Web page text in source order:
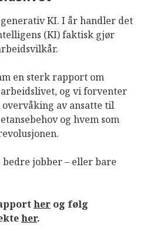
KI. I år handler det
(KI) faktisk gjør
en sterk rapport om
og vi forventer
av ansatte til
og hvem som
jobber – eller bare
her og følg
her.